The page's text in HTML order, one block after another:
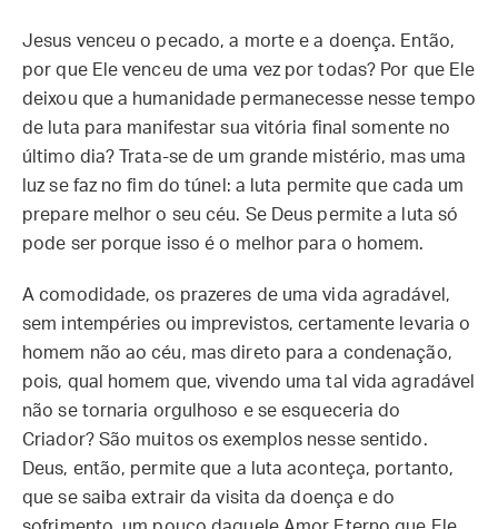
Jesus venceu o pecado, a morte e a doença. Então,
por que Ele venceu de uma vez por todas? Por que Ele
deixou que a humanidade permanecesse nesse tempo
de luta para manifestar sua vitória final somente no
último dia? Trata-se de um grande mistério, mas uma
luz se faz no fim do túnel: a luta permite que cada um
prepare melhor o seu céu. Se Deus permite a luta só
pode ser porque isso é o melhor para o homem.
A comodidade, os prazeres de uma vida agradável,
sem intempéries ou imprevistos, certamente levaria o
homem não ao céu, mas direto para a condenação,
pois, qual homem que, vivendo uma tal vida agradável
não se tornaria orgulhoso e se esqueceria do
Criador? São muitos os exemplos nesse sentido.
Deus, então, permite que a luta aconteça, portanto,
que se saiba extrair da visita da doença e do